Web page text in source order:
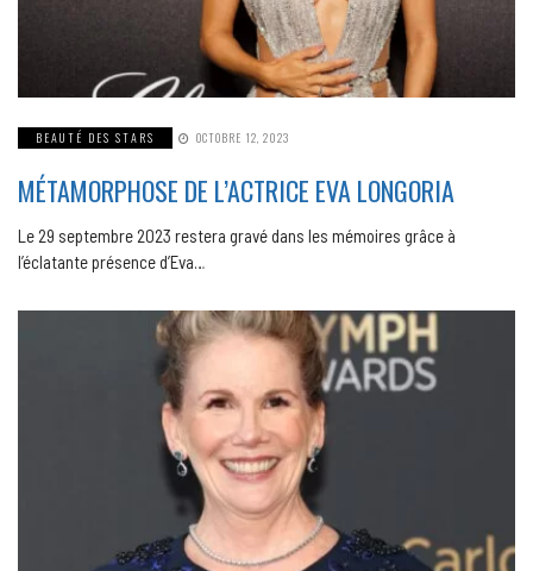
BEAUTÉ DES STARS OCTOBRE 12, 2023
MÉTAMORPHOSE DE L’ACTRICE EVA LONGORIA
Le 29 septembre 2023 restera gravé dans les mémoires grâce à
l’éclatante présence d’Eva…